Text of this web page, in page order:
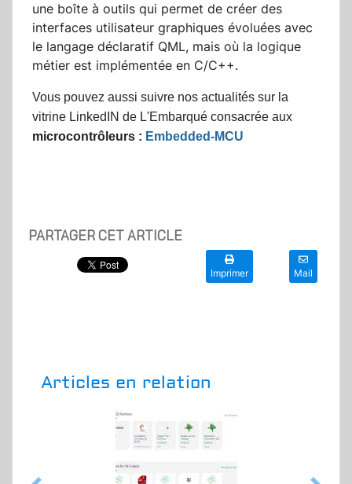
une boîte à outils qui permet de créer des
interfaces utilisateur graphiques évoluées avec
le langage déclaratif QML, mais où la logique
métier est implémentée en C/C++.
Vous pouvez aussi suivre nos actualités sur la
vitrine LinkedIN de L'Embarqué consacrée aux
microcontrôleurs : Embedded-MCU
PARTAGER CET ARTICLE
Imprimer Mail
Articles en relation